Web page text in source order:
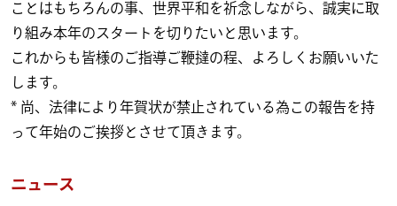
ことはもちろんの事、世界平和を祈念しながら、誠実に取
り組み本年のスタートを切りたいと思います。
これからも皆様のご指導ご鞭撻の程、よろしくお願いいた
します。
* 尚、法律により年賀状が禁止されている為この報告を持
って年始のご挨拶とさせて頂きます。
ニュース